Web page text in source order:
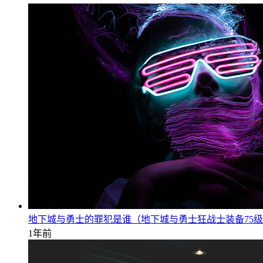
地下城与勇士的罪犯是谁（地下城与勇士狂战士装备75
1年前